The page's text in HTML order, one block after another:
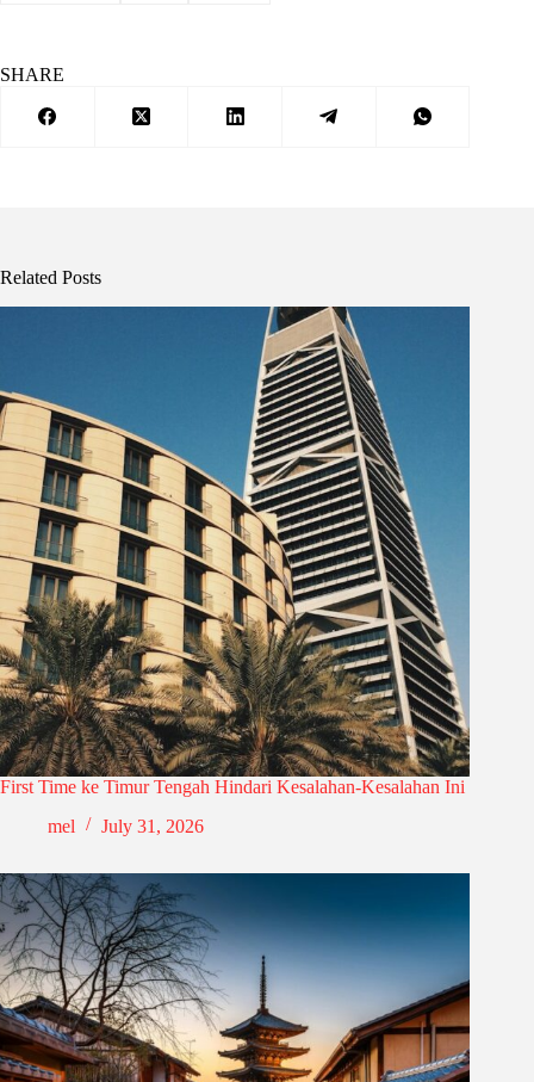
SHARE
Related Posts
First Time ke Timur Tengah Hindari Kesalahan-Kesalahan Ini
mel
July 31, 2026